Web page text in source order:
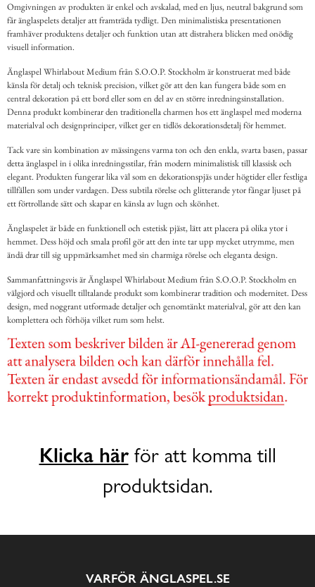
Omgivningen av produkten är enkel och avskalad, med en ljus, neutral bakgrund som
får änglaspelets detaljer att framträda tydligt. Den minimalistiska presentationen
framhäver produktens detaljer och funktion utan att distrahera blicken med onödig
visuell information.
Änglaspel Whirlabout Medium från S.O.O.P. Stockholm är konstruerat med både
känsla för detalj och teknisk precision, vilket gör att den kan fungera både som en
central dekoration på ett bord eller som en del av en större inredningsinstallation.
Denna produkt kombinerar den traditionella charmen hos ett änglaspel med moderna
materialval och designprinciper, vilket ger en tidlös dekorationsdetalj för hemmet.
Tack vare sin kombination av mässingens varma ton och den enkla, svarta basen, passar
detta änglaspel in i olika inredningsstilar, från modern minimalistisk till klassisk och
elegant. Produkten fungerar lika väl som en dekorationspjäs under högtider eller festliga
tillfällen som under vardagen. Dess subtila rörelse och glitterande ytor fångar ljuset på
ett förtrollande sätt och skapar en känsla av lugn och skönhet.
Änglaspelet är både en funktionell och estetisk pjäst, lätt att placera på olika ytor i
hemmet. Dess höjd och smala profil gör att den inte tar upp mycket utrymme, men
ändå drar till sig uppmärksamhet med sin charmiga rörelse och eleganta design.
Sammanfattningsvis är Änglaspel Whirlabout Medium från S.O.O.P. Stockholm en
välgjord och visuellt tilltalande produkt som kombinerar tradition och modernitet. Dess
design, med noggrant utformade detaljer och genomtänkt materialval, gör att den kan
komplettera och förhöja vilket rum som helst.
Klicka härför att komma till
produktsidan.
VARFÖR ÄNGLASPEL.SE